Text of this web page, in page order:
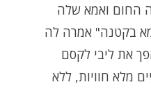
החום ואמא שלה
בקטנה" אמרה לה
את ליבי לקסם
מלא חוויות, ללא